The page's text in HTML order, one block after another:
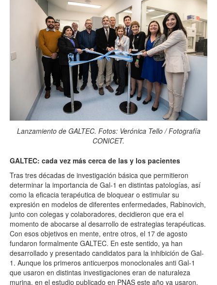
Lanzamiento de GALTEC. Fotos: Verónica Tello / Fotografía
CONICET.
GALTEC: cada vez más cerca de las y los pacientes
Tras tres décadas de investigación básica que permitieron
determinar la importancia de Gal-1 en distintas patologías, así
como la eficacia terapéutica de bloquear o estimular su
expresión en modelos de diferentes enfermedades, Rabinovich,
junto con colegas y colaboradores, decidieron que era el
momento de abocarse al desarrollo de estrategias terapéuticas.
Con esos objetivos en mente, entre otros, el 17 de agosto
fundaron formalmente GALTEC. En este sentido, ya han
desarrollado y presentado candidatos para la inhibición de Gal-
1. Aunque los primeros anticuerpos monoclonales anti Gal-1
que usaron en distintas investigaciones eran de naturaleza
murina, en el estudio publicado en PNAS este año ya usaron,